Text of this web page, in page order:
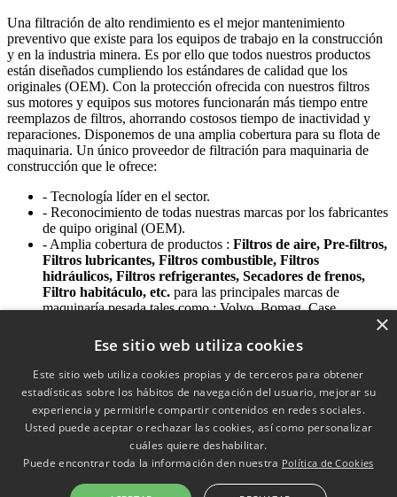
Una filtración de alto rendimiento es el mejor mantenimiento
preventivo que existe para los equipos de trabajo en la construcción
y en la industria minera. Es por ello que todos nuestros productos
están diseñados cumpliendo los estándares de calidad que los
originales (OEM). Con la protección ofrecida con nuestros filtros
sus motores y equipos sus motores funcionarán más tiempo entre
reemplazos de filtros, ahorrando costosos tiempo de inactividad y
reparaciones. Disponemos de una amplia cobertura para su flota de
maquinaria. Un único proveedor de filtración para maquinaria de
construcción que le ofrece:
- Tecnología líder en el sector.
- Reconocimiento de todas nuestras marcas por los fabricantes
de quipo original (OEM).
- Amplia cobertura de productos : Filtros de aire, Pre-filtros,
Filtros lubricantes, Filtros combustible, Filtros
hidráulicos, Filtros refrigerantes, Secadores de frenos,
Filtro habitáculo, etc. para las principales marcas de
maquinaría pesada tales como : Volvo, Bomag, Case,
John Deere, Komatsu, Kubota, Liebherr, Manitou, Mitsubishi,
New Holland, Yanmar, etc.
- Disponibilidad constante de producto : los filtros y
accesorios que necesita y cuando los necesita.
- Completo servicio al cliente : soporte técnico y comercial
con los conocimientos y experiencia adecuados para usted.
- Garantía y servicio.
Siguiente
×
Ese sitio web utiliza cookies
Este sitio web utiliza cookies propias y de terceros para obtener
estadísticas sobre los hábitos de navegación del usuario, mejorar su
experiencia y permitirle compartir contenidos en redes sociales.
Usted puede aceptar o rechazar las cookies, así como personalizar
cuáles quiere deshabilitar.
Puede encontrar toda la información den nuestra Política de Cookies